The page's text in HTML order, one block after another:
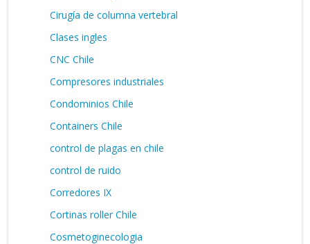
Cirugía de columna vertebral
Clases ingles
CNC Chile
Compresores industriales
Condominios Chile
Containers Chile
control de plagas en chile
control de ruido
Corredores IX
Cortinas roller Chile
Cosmetoginecologia